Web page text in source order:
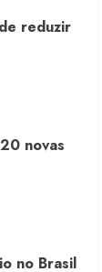
reduzir
novas
no Brasil